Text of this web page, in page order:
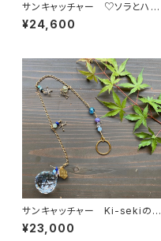
サンキャッチャー ♡ソラとハー
トの満ちた唄を♡
¥24,600
サンキャッチャー Ki-sekiの光
タチ BISOWAオリジナルチャ
ーム、星座のチャーム付き(オー
¥23,000